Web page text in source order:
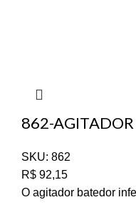
862-AGITADOR
SKU: 862
R$ 92,15
O agitador batedor